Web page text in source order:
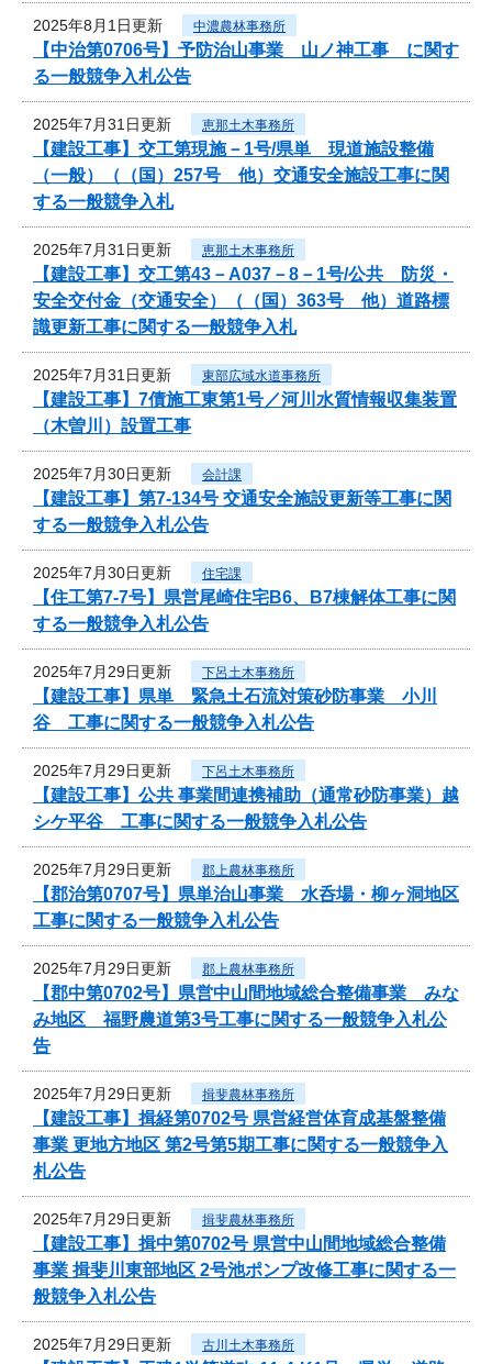
2025年8月1日更新 中濃農林事務所
【中治第0706号】予防治山事業 山ノ神工事 に関す
る一般競争入札公告
2025年7月31日更新 恵那土木事務所
【建設工事】交工第現施－1号/県単 現道施設整備
（一般）（（国）257号 他）交通安全施設工事に関
する一般競争入札
2025年7月31日更新 恵那土木事務所
【建設工事】交工第43－A037－8－1号/公共 防災・
安全交付金（交通安全）（（国）363号 他）道路標
識更新工事に関する一般競争入札
2025年7月31日更新 東部広域水道事務所
【建設工事】7債施工東第1号／河川水質情報収集装置
（木曽川）設置工事
2025年7月30日更新 会計課
【建設工事】第7-134号 交通安全施設更新等工事に関
する一般競争入札公告
2025年7月30日更新 住宅課
【住工第7-7号】県営尾崎住宅B6、B7棟解体工事に関
する一般競争入札公告
2025年7月29日更新 下呂土木事務所
【建設工事】県単 緊急土石流対策砂防事業 小川
谷 工事に関する一般競争入札公告
2025年7月29日更新 下呂土木事務所
【建設工事】公共 事業間連携補助（通常砂防事業）越
シケ平谷 工事に関する一般競争入札公告
2025年7月29日更新 郡上農林事務所
【郡治第0707号】県単治山事業 水呑場・柳ヶ洞地区
工事に関する一般競争入札公告
2025年7月29日更新 郡上農林事務所
【郡中第0702号】県営中山間地域総合整備事業 みな
み地区 福野農道第3号工事に関する一般競争入札公
告
2025年7月29日更新 揖斐農林事務所
【建設工事】揖経第0702号 県営経営体育成基盤整備
事業 更地方地区 第2号第5期工事に関する一般競争入
札公告
2025年7月29日更新 揖斐農林事務所
【建設工事】揖中第0702号 県営中山間地域総合整備
事業 揖斐川東部地区 2号池ポンプ改修工事に関する一
般競争入札公告
2025年7月29日更新 古川土木事務所